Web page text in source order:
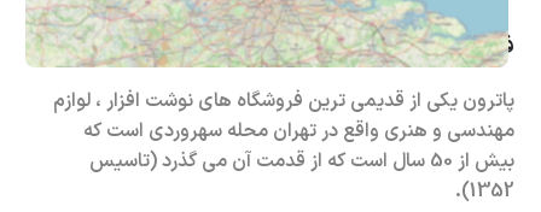
فروشگاه حضوری – اینترنتی پاترون
پاترون یکی از قدیمی ترین فروشگاه های نوشت افزار ، لوازم
مهندسی و هنری واقع در تهران محله سهروردی است که
بیش از 50 سال است که از قدمت آن می گذرد (تاسیس
1352).